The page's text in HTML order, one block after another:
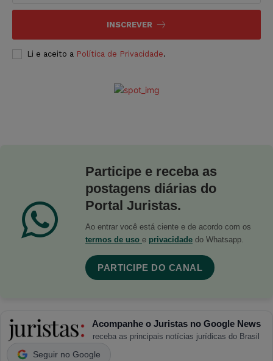
INSCREVER
Li e aceito a Política de Privacidade.
Participe e receba as
postagens diárias do
Portal Juristas.
Ao entrar você está ciente e de acordo com os
termos de uso e privacidade do Whatsapp.
PARTICIPE DO CANAL
Acompanhe o Juristas no Google News
receba as principais notícias jurídicas do Brasil
Seguir no Google